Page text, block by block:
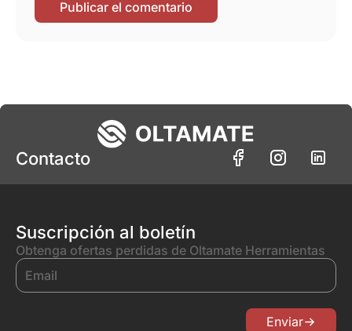
Contacto
Suscripción al boletín
Obtenga ofertas perdidas de Oltamate Herramientas
Enviar